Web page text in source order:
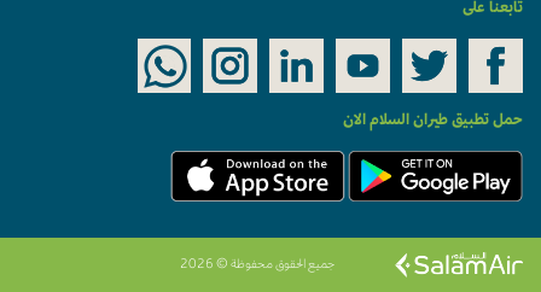
تابعنا على
حمل تطبيق طيران السلام الان
جميع الحقوق محفوظة © 2026